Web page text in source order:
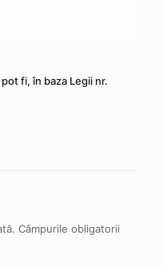
fi, în baza Legii nr.
Câmpurile obligatorii